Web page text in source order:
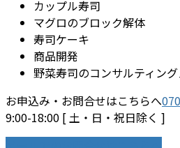
カップル寿司
マグロのブロック解体
寿司ケーキ
商品開発
野菜寿司のコンサルティン
お申込み・お問合せはこちらへ
9:00-18:00 [ 土・日・祝日除く ]